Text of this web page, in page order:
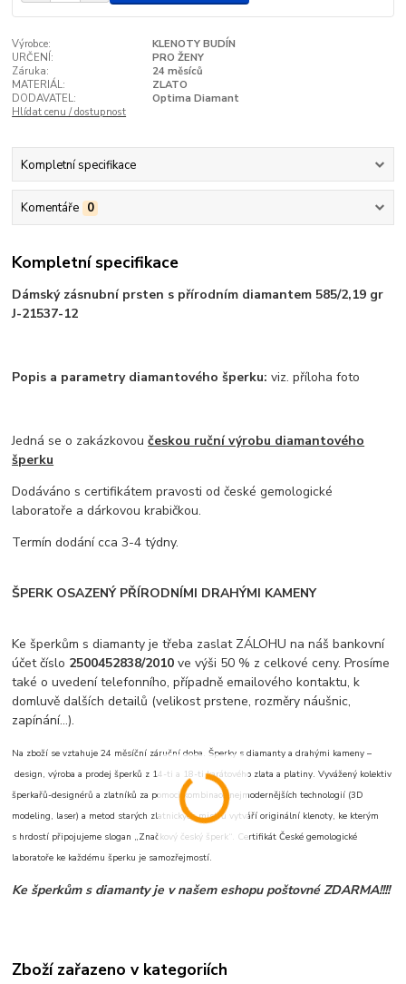
Výrobce:
KLENOTY BUDÍN
URČENÍ:
PRO ŽENY
Záruka:
24 měsíců
MATERIÁL:
ZLATO
DODAVATEL:
Optima Diamant
Hlídat cenu / dostupnost
Kompletní specifikace
Komentáře 0
Kompletní specifikace
Dámský zásnubní prsten s přírodním diamantem 585/2,19 gr
J-21537-12
Popis a parametry diamantového šperku: viz. příloha foto
Jedná se o zakázkovoučeskou ruční výrobu diamantového
šperku
Dodáváno s certifikátem pravosti od české gemologické
laboratoře a dárkovou krabičkou.
Termín dodání cca 3-4 týdny.
ŠPERK OSAZENÝ PŘÍRODNÍMI DRAHÝMI KAMENY
Ke šperkům s diamanty je třeba zaslat ZÁLOHU na náš bankovní
účet číslo 2500452838/2010ve výši 50 % z celkové ceny. Prosíme
také o uvedení telefonního, případně emailového kontaktu, k
domluvě dalších detailů (velikost prstene, rozměry náušnic,
zapínání...).
Na zboží se vztahuje 24 měsíční záruční doba. Šperky s diamanty a drahými kameny –
design, výroba a prodej šperků z 14-ti a 18-ti karátového zlata a platiny. Vyvážený kolektiv
šperkařů-designérů a zlatníků za pomoci kombinace nejmodernějších technologií (3D
modeling, laser) a metod starých zlatnických mistrů vytváří originální klenoty, ke kterým
s hrdostí připojujeme slogan „Značkový český šperk“. Certifikát České gemologické
laboratoře ke každému šperku je samozřejmostí.
Ke šperkům s diamanty je v našem eshopu poštovné ZDARMA!!!!
Zboží zařazeno v kategoriích